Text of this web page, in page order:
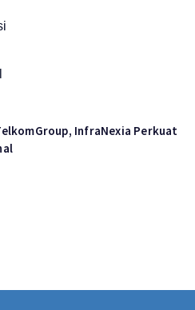
InfraNexia Perkuat